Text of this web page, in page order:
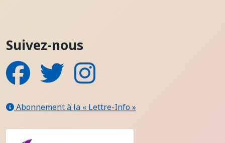
Suivez-nous
FacebookTwitter Instagram
Abonnement à la « Lettre-Info »